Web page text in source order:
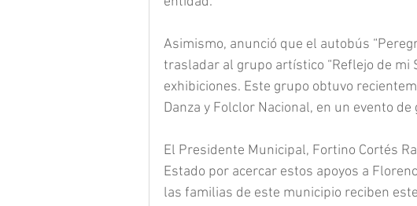
Asimismo, anunció que el autobús
trasladar al grupo artístico “Reflejo de mi
exhibiciones. Este grupo obtuvo
Danza y Folclor Nacional, en un evento
El Presidente Municipal, Fortino Cortés
Estado por acercar estos apoyos a
las familias de este municipio reciben